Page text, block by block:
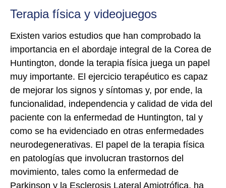
Terapia física y videojuegos
Existen varios estudios que han comprobado la
importancia en el abordaje integral de la Corea de
Huntington, donde la terapia física juega un papel
muy importante. El ejercicio terapéutico es capaz
de mejorar los signos y síntomas y, por ende, la
funcionalidad, independencia y calidad de vida del
paciente con la enfermedad de Huntington, tal y
como se ha evidenciado en otras enfermedades
neurodegenerativas. El papel de la terapia física
en patologías que involucran trastornos del
movimiento, tales como la enfermedad de
Parkinson y la Esclerosis Lateral Amiotrófica, ha